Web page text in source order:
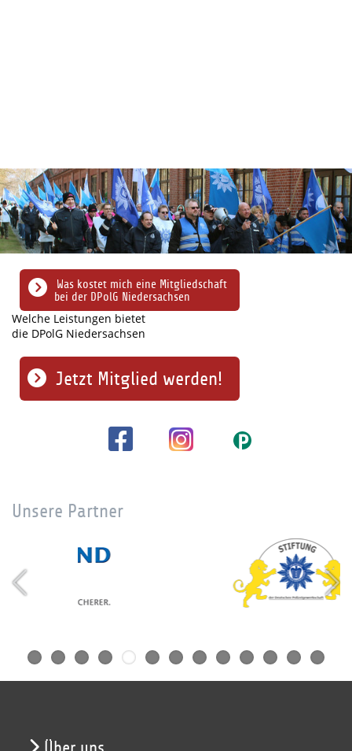
Was kostet mich eine Mitgliedschaft
bei der DPolG Niedersachsen
Welche Leistungen bietet
die DPolG Niedersachsen
Jetzt Mitglied werden!
Unsere Partner